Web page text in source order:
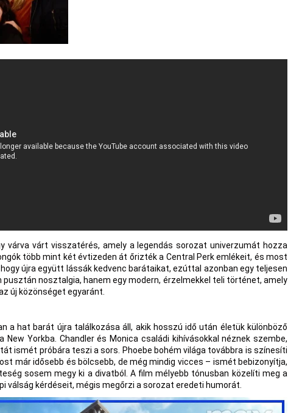
várva várt visszatérés, amely a legendás sorozat univerzumát hozza
több mint két évtizeden át őrizték a Central Perk emlékeit, és most
újra együtt lássák kedvenc barátaikat, ezúttal azonban egy teljesen
nosztalgia, hanem egy modern, érzelmekkel teli történet, amely
új közönséget egyaránt.
a hat barát újra találkozása áll, akik hosszú idő után életük különböző
New Yorkba. Chandler és Monica családi kihívásokkal néznek szembe,
ismét próbára teszi a sors. Phoebe bohém világa továbbra is színesíti
már idősebb és bölcsebb, de még mindig vicces – ismét bebizonyítja,
sosem megy ki a divatból. A film mélyebb tónusban közelíti meg a
válság kérdéseit, mégis megőrzi a sorozat eredeti humorát.